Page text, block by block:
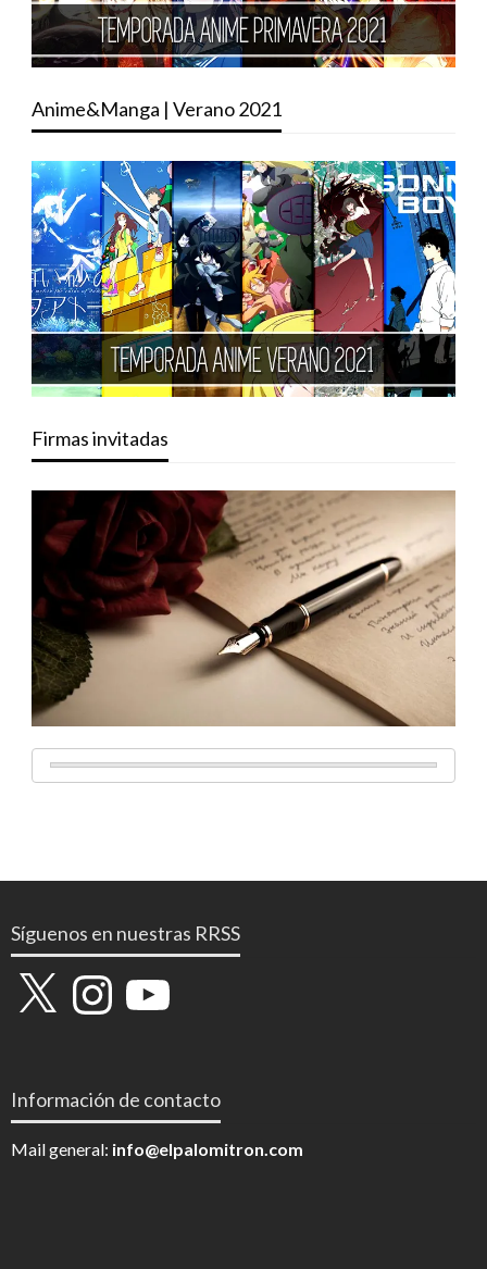
Anime&Manga | Verano 2021
Firmas invitadas
Síguenos en nuestras RRSS
X InstagramYouTube
Información de contacto
Mail general: info@elpalomitron.com